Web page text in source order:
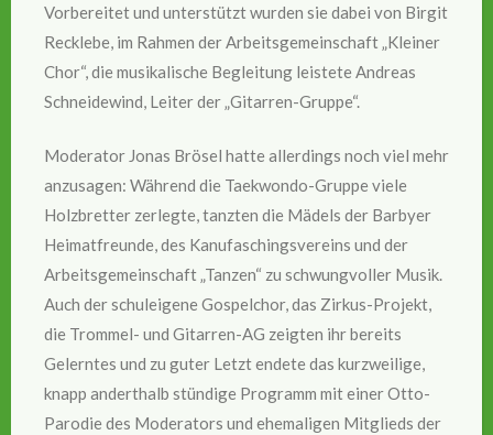
Vorbereitet und unterstützt wurden sie dabei von Birgit
Recklebe, im Rahmen der Arbeitsgemeinschaft „Kleiner
Chor“, die musikalische Begleitung leistete Andreas
Schneidewind, Leiter der „Gitarren-Gruppe“.
Moderator Jonas Brösel hatte allerdings noch viel mehr
anzusagen: Während die Taekwondo-Gruppe viele
Holzbretter zerlegte, tanzten die Mädels der Barbyer
Heimatfreunde, des Kanufaschingsvereins und der
Arbeitsgemeinschaft „Tanzen“ zu schwungvoller Musik.
Auch der schuleigene Gospelchor, das Zirkus-Projekt,
die Trommel- und Gitarren-AG zeigten ihr bereits
Gelerntes und zu guter Letzt endete das kurzweilige,
knapp anderthalb stündige Programm mit einer Otto-
Parodie des Moderators und ehemaligen Mitglieds der